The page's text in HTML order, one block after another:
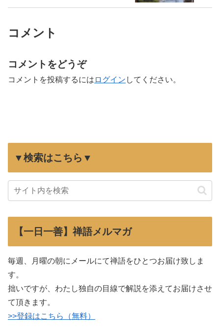
コメント
コメントをどうぞ
コメントを投稿するには ログイン してください。
▼検索はこちら▼
【一日一善】禅語メルマガ
毎週、月曜の朝にメールにて禅語をひとつお届け致しま
す。
拙いですが、わたし独自の目線で解説を添えてお届けさせ
て頂きます。
>>登録はこちら（無料）